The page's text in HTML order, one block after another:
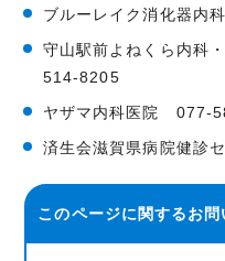
ブルーレイク消化器
守山駅前よねくら内科
514-8205
ヤザマ内科医院 077-
済生会滋賀県病院健
このページに関するお問